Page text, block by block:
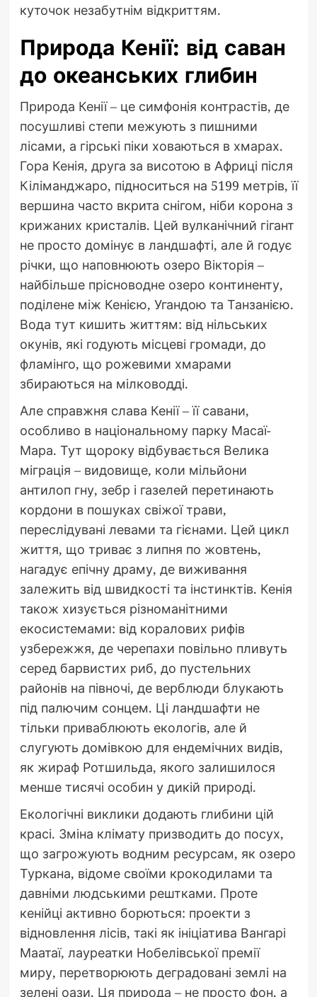
куточок незабутнім відкриттям.
Природа Кенії: від саван
до океанських глибин
Природа Кенії – це симфонія контрастів, де
посушливі степи межують з пишними
лісами, а гірські піки ховаються в хмарах.
Гора Кенія, друга за висотою в Африці після
Кіліманджаро, підноситься на 5199 метрів, її
вершина часто вкрита снігом, ніби корона з
крижаних кристалів. Цей вулканічний гігант
не просто домінує в ландшафті, але й годує
річки, що наповнюють озеро Вікторія –
найбільше прісноводне озеро континенту,
поділене між Кенією, Угандою та Танзанією.
Вода тут кишить життям: від нільських
окунів, які годують місцеві громади, до
фламінго, що рожевими хмарами
збираються на мілководді.
Але справжня слава Кенії – її савани,
особливо в національному парку Масаї-
Мара. Тут щороку відбувається Велика
міграція – видовище, коли мільйони
антилоп гну, зебр і газелей перетинають
кордони в пошуках свіжої трави,
переслідувані левами та гієнами. Цей цикл
життя, що триває з липня по жовтень,
нагадує епічну драму, де виживання
залежить від швидкості та інстинктів. Кенія
також хизується різноманітними
екосистемами: від коралових рифів
узбережжя, де черепахи повільно пливуть
серед барвистих риб, до пустельних
районів на півночі, де верблюди блукають
під палючим сонцем. Ці ландшафти не
тільки приваблюють екологів, але й
слугують домівкою для ендемічних видів,
як жираф Ротшильда, якого залишилося
менше тисячі особин у дикій природі.
Екологічні виклики додають глибини цій
красі. Зміна клімату призводить до посух,
що загрожують водним ресурсам, як озеро
Туркана, відоме своїми крокодилами та
давніми людськими рештками. Проте
кенійці активно борються: проекти з
відновлення лісів, такі як ініціатива Вангарі
Маатаї, лауреатки Нобелівської премії
миру, перетворюють деградовані землі на
зелені оази. Ця природа – не просто фон, а